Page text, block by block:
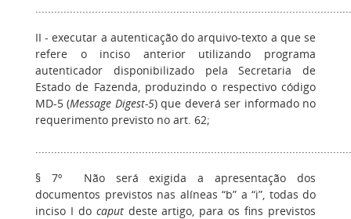
II - executar a autenticação do arquivo-texto a que se
refere o inciso anterior utilizando programa
autenticador disponibilizado pela Secretaria de
Estado de Fazenda, produzindo o respectivo código
MD-5 (Message Digest-5) que deverá ser informado no
requerimento previsto no art. 62;
§ 7º Não será exigida a apresentação dos
documentos previstos nas alíneas “b” a “i”, todas do
inciso I do caputdeste artigo, para os fins previstos